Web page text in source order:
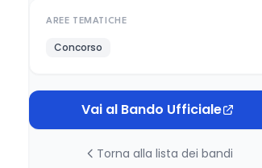
AREE TEMATICHE
Concorso
Vai al Bando Ufficiale
Torna alla lista dei bandi